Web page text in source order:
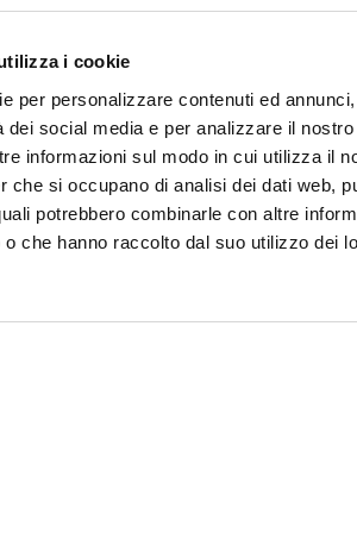
i cookie
per personalizzare contenuti ed
dei social media e per analizzare il
informazioni sul modo in cui utilizza il
che si occupano di analisi dei dati web,
potrebbero combinarle con altre
che hanno raccolto dal suo utilizzo dei
fornite ogni anno